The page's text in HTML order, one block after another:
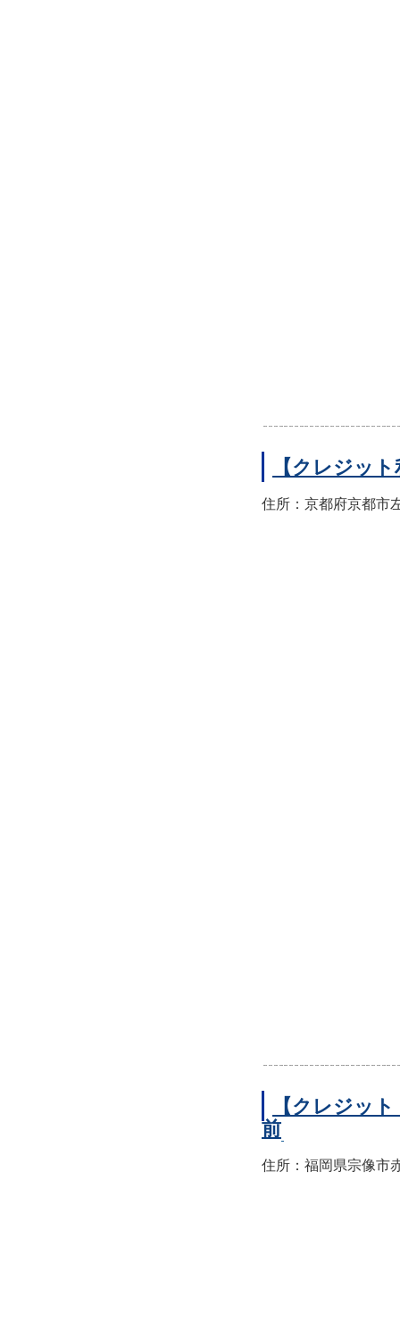
【クレジッ
住所：京都府京都市
【クレジッ
前
住所：福岡県宗像市